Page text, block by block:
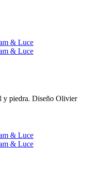
y piedra. Diseño Olivier